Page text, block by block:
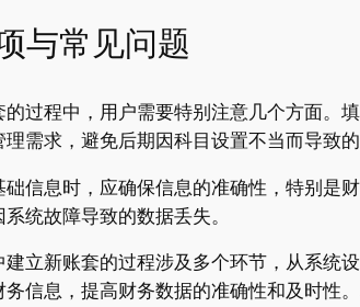
与常见问题
的过程中，用户需要特别注意几个方面。
需求，避免后期因科目设置不当而导致的
础信息时，应确保信息的准确性，特别是
统故障导致的数据丢失。
建立新账套的过程涉及多个环节，从系统
务信息，提高财务数据的准确性和及时性